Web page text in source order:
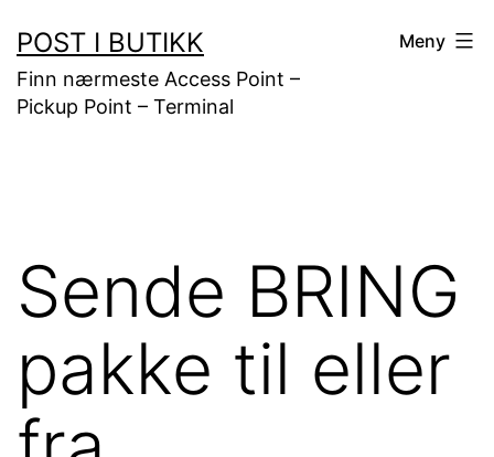
til
innhold
POST I BUTIKK
Finn nærmeste Access Point –
Pickup Point – Terminal
Meny
Sende BRING
pakke til eller